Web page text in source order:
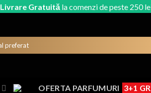
Livrare Gratuită la comenzi de peste 250
OFERTA PARFUMURI 3+1